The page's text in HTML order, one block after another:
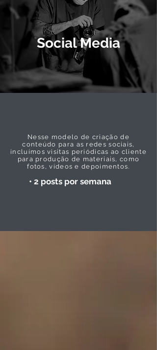
Social Media
Nesse modelo de criação de
conteúdo para as redes sociais,
incluímos visitas periódicas ao cliente
para produção de materiais, como
fotos, vídeos e depoimentos.
• 2 posts por semana